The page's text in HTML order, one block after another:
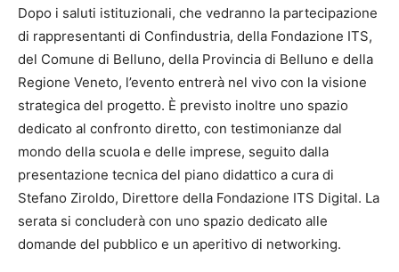
Dopo i saluti istituzionali, che vedranno la partecipazione
di rappresentanti di Confindustria, della Fondazione ITS,
del Comune di Belluno, della Provincia di Belluno e della
Regione Veneto, l’evento entrerà nel vivo con la visione
strategica del progetto. È previsto inoltre uno spazio
dedicato al confronto diretto, con testimonianze dal
mondo della scuola e delle imprese, seguito dalla
presentazione tecnica del piano didattico a cura di
Stefano Ziroldo, Direttore della Fondazione ITS Digital. La
serata si concluderà con uno spazio dedicato alle
domande del pubblico e un aperitivo di networking.